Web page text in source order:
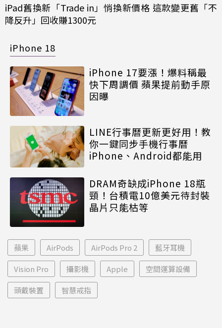
iPad舊換新「Trade in」悄換新價格 這款變更舊「不
降反升」回收賺1300元
iPhone 18
iPhone 17要漲！爆料稱最
快下周調價 蘋果提前動手原
因曝
LINE行事曆更新更好用！教
你一鍵同步手機行事曆
iPhone、Android都能用
DRAM奇缺成iPhone 18瓶
頸！台積電10億美元待封裝
晶片只能枯等
蘋果 AirPods AirPods Pro 2 藍牙耳機
Vision Pro 攝影機 Apple 空間運算設備
頭戴裝置 智慧戒指